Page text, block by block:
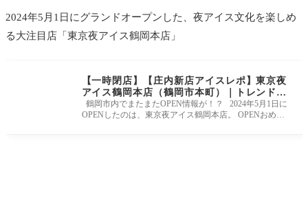
2024年5月1日にグランドオープンした、夜アイス文化を楽しめ
る大注目店「東京夜アイス鶴岡本店」
【一時閉店】【庄内新店アイスレポ】東京夜
アイス鶴岡本店（鶴岡市本町）｜トレンドの
夜アイス文化を鶴岡で！？
鶴岡市内でまたまたOPEN情報が！？ 2024年5月1日に
OPENしたのは、東京夜アイス鶴岡本店。 OPENおめで